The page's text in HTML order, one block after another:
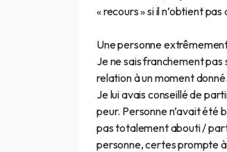
« recours » si il n’obtient
Une personne
Je ne sais franchement pas
relation à un moment donné.
Je lui avais conseillé de
peur. Personne n’avait été
pas totalement abouti /
personne, certes prompte